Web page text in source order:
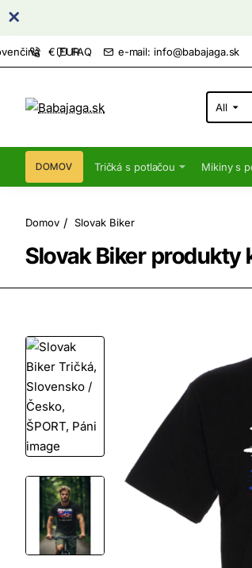
FAQ e-mail: info@babajaga.sk
€ EUR
All
Search
here...
DOMOV Tričká s potlačou Mikiny s
Slovak Biker produkty
Domov homeSlovak Biker